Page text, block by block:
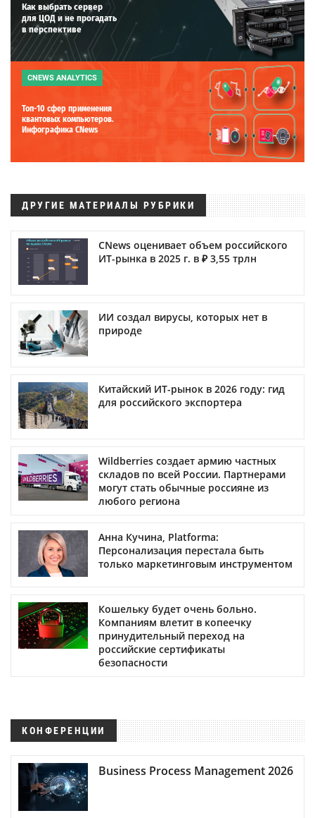
Как выбрать сервер
для ЦОД и не прогадать
в перспективе
CNEWS ANALYTICS
Топ-10 сфер применения
квантовых компьютеров.
Инфографика CNews
ДРУГИЕ МАТЕРИАЛЫ РУБРИКИ
CNews оценивает объем российского
ИТ-рынка в 2025 г. в ₽ 3,55 трлн
ИИ создал вирусы, которых нет в
природе
Китайский ИТ-рынок в 2026 году: гид
для российского экспортера
Wildberries создает армию частных
складов по всей России. Партнерами
могут стать обычные россияне из
любого региона
Анна Кучина, Platforma:
Персонализация перестала быть
только маркетинговым инструментом
Кошельку будет очень больно.
Компаниям влетит в копеечку
принудительный переход на
российские сертификаты
безопасности
КОНФЕРЕНЦИИ
Business Process Management 2026